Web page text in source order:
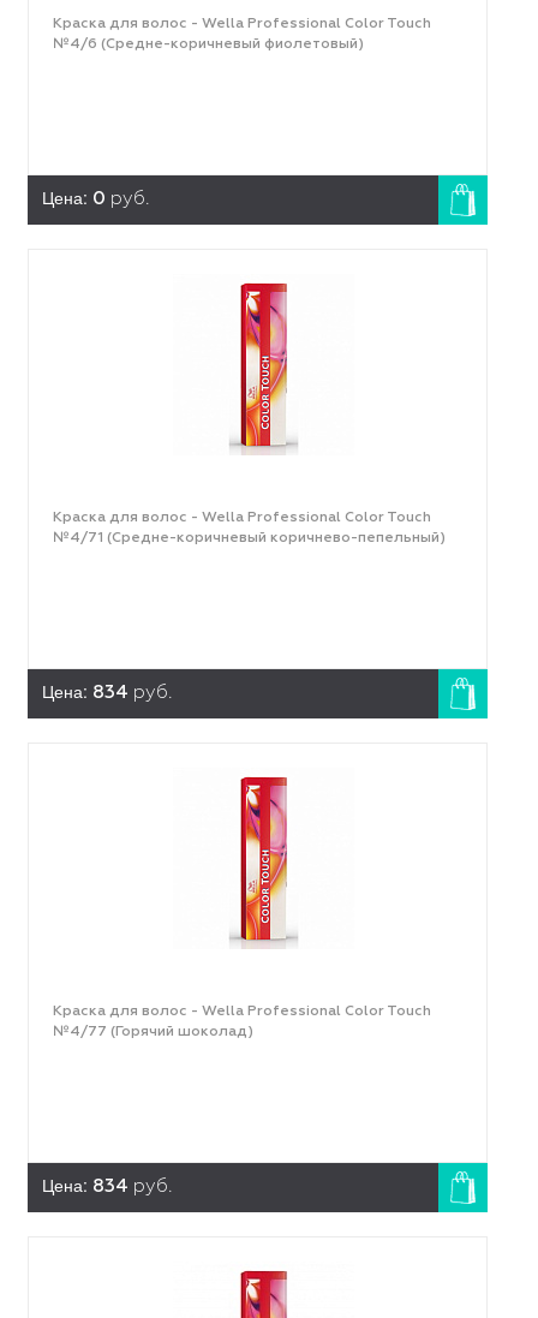
Краска для волос - Wella Professional Color Touch
№4/6 (Средне-коричневый фиолетовый)
Цена: 0 руб.
Краска для волос - Wella Professional Color Touch
№4/71 (Средне-коричневый коричнево-пепельный)
Цена: 834 руб.
Краска для волос - Wella Professional Color Touch
№4/77 (Горячий шоколад)
Цена: 834 руб.